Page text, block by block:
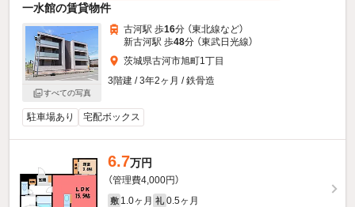
一水館の賃貸物件
すべての写真
古河駅 歩16分 （東北線など）
新古河駅 歩48分 （東武日光線）
茨城県古河市旭町1丁目
3階建 / 3年2ヶ月 / 鉄骨造
駐車場あり 宅配ボックス
6.7万円
（管理費4,000円）
敷 1.0ヶ月 礼 0.5ヶ月